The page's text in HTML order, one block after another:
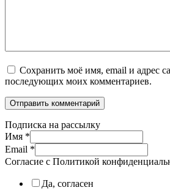
Сохранить моё имя, email и адрес
последующих моих комментариев.
Подписка на рассылку
Имя *
Email *
Согласие с Политикой
Да, согласен